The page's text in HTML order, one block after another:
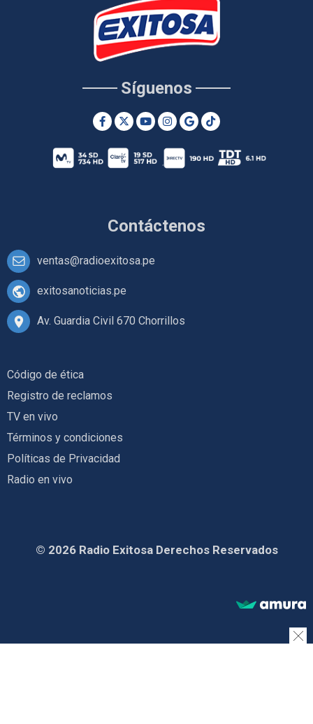
Contáctenos
ventas@radioexitosa.pe
exitosanoticias.pe
Av. Guardia Civil 670 Chorrillos
Síguenos
Código de ética
Registro de reclamos
TV en vivo
Términos y condiciones
Políticas de Privacidad
Radio en vivo
© 2026 Radio Exitosa Derechos Reservados